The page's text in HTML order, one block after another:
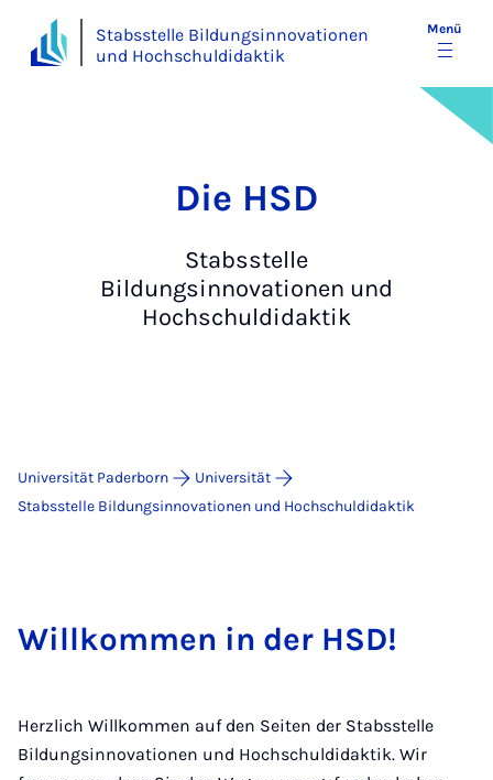
Stabsstelle Bildungsinnovationen
und Hochschuldidaktik
Menü
Die HSD
Stabsstelle
Bildungsinnovationen und
Hochschuldidaktik
Universität Paderborn
Universität
Stabsstelle Bildungsinnovationen und Hochschuldidaktik
Willkommen in der HSD!
Herzlich Willkommen auf den Seiten der Stabsstelle
Bildungsinnovationen und Hochschuldidaktik. Wir